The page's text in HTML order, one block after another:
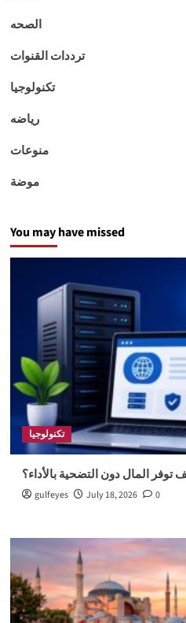
الصحه
ترددات القنوات
تكنولوجيا
رياضه
منوعات
موضة
You may have missed
تكنولوجيا
المال دون التضحية بالأداء؟
gulfeyes July 18, 2026 0